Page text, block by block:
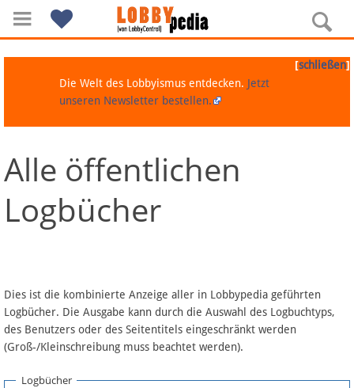
Navigation
Über Lobbypedia
Artikel nach Kategorien
FAQ
[schließen]
Die Welt des Lobbyismus entdecken. Jetzt
unseren Newsletter bestellen.
Alle öffentlichen
Logbücher
Dies ist die kombinierte Anzeige aller in Lobbypedia geführten
Logbücher. Die Ausgabe kann durch die Auswahl des Logbuchtyps,
des Benutzers oder des Seitentitels eingeschränkt werden
(Groß-/Kleinschreibung muss beachtet werden).
Logbücher